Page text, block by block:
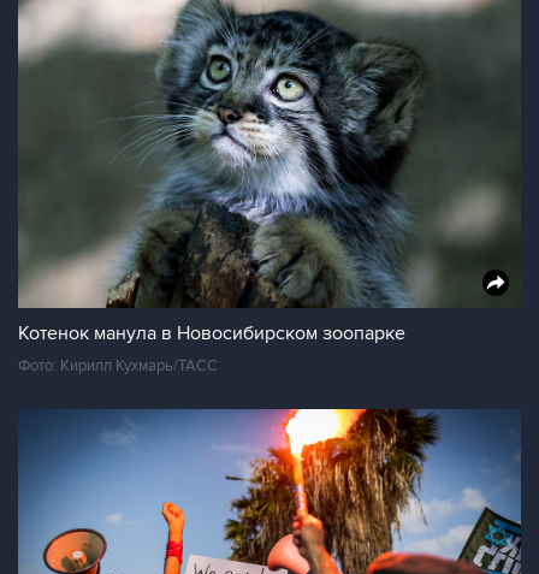
Котенок манула в Новосибирском зоопарке
Фото: Кирилл Кухмарь/ТАСС